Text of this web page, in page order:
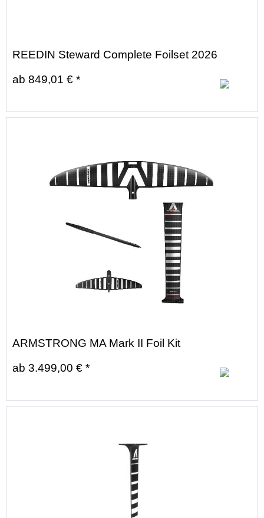
REEDIN Steward Complete Foilset 2026
ab 849,01 € *
ARMSTRONG MA Mark II Foil Kit
ab 3.499,00 € *